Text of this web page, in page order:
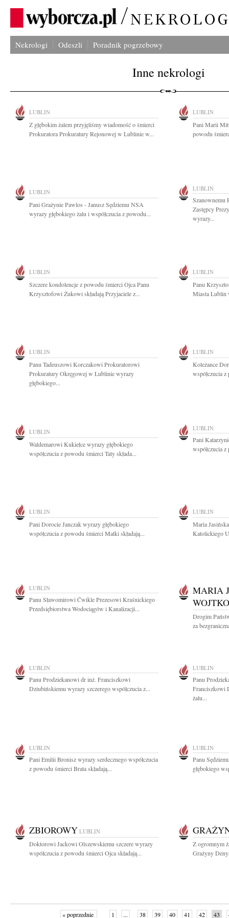
Nekrologi Odeszli Poradnik pogrzebowy
Inne nekrologi
LUBLIN
Z głębokim żalem przyjęliśmy wiadomość o śmierci
Prokuratora Prokuratury Rejonowej w Lublinie w...
LUBLIN
Pani Marii
powodu
LUBLIN
Pani Grażynie Pawlos - Janusz Sędziemu NSA
wyrazy głębokiego żalu i współczucia z powodu...
LUBLIN
Szanownemu
Zastępcy
wyrazy...
LUBLIN
Szczere kondolencje z powodu śmierci Ojca Panu
Krzysztofowi Żukowi składają Przyjaciele z...
LUBLIN
Panu
Miasta Lublin
LUBLIN
Panu Tadeuszowi Korczakowi Prokuratorowi
Prokuratury Okręgowej w Lublinie wyrazy
głębokiego...
LUBLIN
Koleżance
współczucia z
LUBLIN
Waldemarowi Kukiełce wyrazy głębokiego
współczucia z powodu śmierci Taty składa...
LUBLIN
Pani
współczucia
LUBLIN
Pani Dorocie Janczak wyrazy głębokiego
współczucia z powodu śmierci Matki składają...
LUBLIN
Maria
Katolickiego
LUBLIN
Panu Sławomirowi Ćwikle Prezesowi Kraśnickiego
Przedsiębiorstwa Wodociągów i Kanalizacji...
MARIA
Drogim
za
LUBLIN
Panu Prodziekanowi dr inż. Franciszkowi
Dziubińskiemu wyrazy szczerego współczucia z...
LUBLIN
Panu
Franciszkowi
żalu...
LUBLIN
Pani Emilii Bronisz wyrazy serdecznego współczucia
z powodu śmierci Brata składają...
LUBLIN
Panu
głębokiego
ZBIOROWY LUBLIN
Doktorowi Jackowi Olszewskiemu szczere wyrazy
współczucia z powodu śmierci Ojca składają...
Z ogromnym
Grażyny
« poprzednie 1 ... 38 39 40 41 42 43